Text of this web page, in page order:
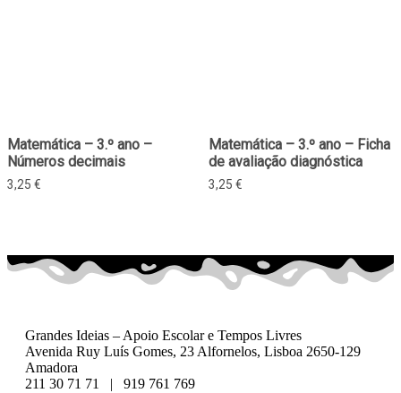
Matemática – 3.º ano –
Números decimais
3,25 €
Matemática – 3.º ano – Ficha
de avaliação diagnóstica
3,25 €
Grandes Ideias – Apoio Escolar e Tempos Livres
Avenida Ruy Luís Gomes, 23 Alfornelos, Lisboa 2650-129
Amadora
211 30 71 71 | 919 761 769